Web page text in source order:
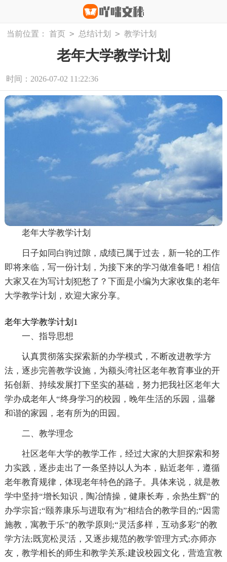
当前位置： 首页 > 总结计划 > 教学计划
老年大学教学计划
时间：2026-07-02 11:22:36
老年大学教学计划
日子如同白驹过隙，成绩已属于过去，新一轮的工作
即将来临，写一份计划，为接下来的学习做准备吧！相信
大家又在为写计划犯愁了？下面是小编为大家收集的老年
大学教学计划，欢迎大家分享。
老年大学教学计划1
一、指导思想
认真贯彻落实探索新的办学模式，不断改进教学方
法，逐步完善教学设施，为额头湾社区老年教育事业的开
拓创新、持续发展打下坚实的基础，努力把我社区老年大
学办成老年人“终身学习的校园，晚年生活的乐园，温馨
和谐的家园，老有所为的田园。
二、教学理念
社区老年大学的教学工作，经过大家的大胆探索和努
力实践，逐步走出了一条坚持以人为本，贴近老年，遵循
老年教育规律，体现老年特色的路子。具体来说，就是教
学中坚持“增长知识，陶冶情操，健康长寿，余热生辉”的
办学宗旨;“颐养康乐与进取有为”相结合的教学目的;“因需
施教，寓教于乐”的教学原则;“灵活多样，互动多彩”的教
学方法;既宽松灵活，又逐步规范的教学管理方式;亦师亦
友，教学相长的师生和教学关系;建设校园文化，营造宜教